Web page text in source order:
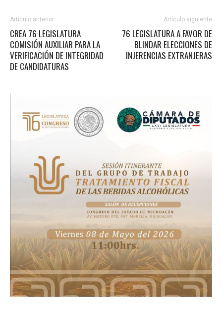
Artículo anterior
CREA 76 LEGISLATURA
COMISIÓN AUXILIAR PARA LA
VERIFICACIÓN DE INTEGRIDAD
DE CANDIDATURAS
Artículo siguiente
76 LEGISLATURA A FAVOR DE
BLINDAR ELECCIONES DE
INJERENCIAS EXTRANJERAS